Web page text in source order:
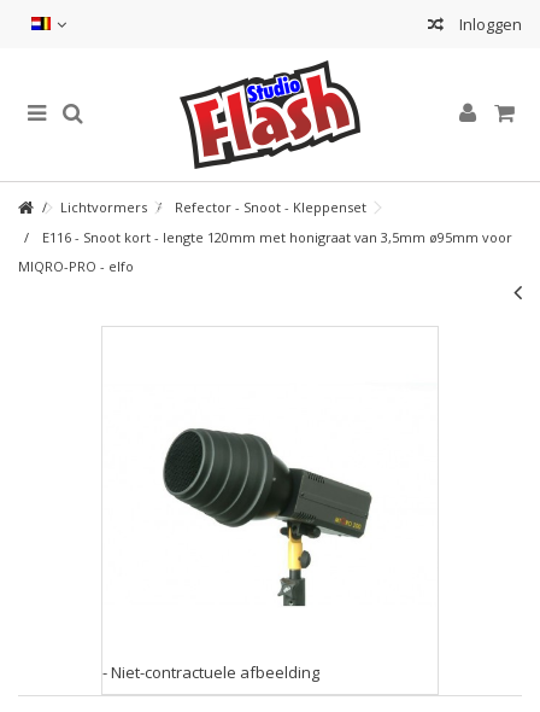
Inloggen
Lichtvormers
Refector - Snoot - Kleppenset
E116 - Snoot kort - lengte 120mm met honigraat van 3,5mm ø95mm voor
MIQRO-PRO - elfo
- Niet-contractuele afbeelding